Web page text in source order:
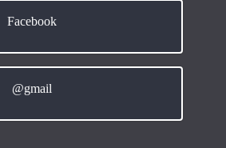
Facebook
@gmail